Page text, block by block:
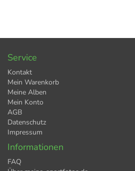
Service
Kontakt
Mein Warenkorb
Meine Alben
Mein Konto
AGB
Datenschutz
Impressum
Informationen
FAQ